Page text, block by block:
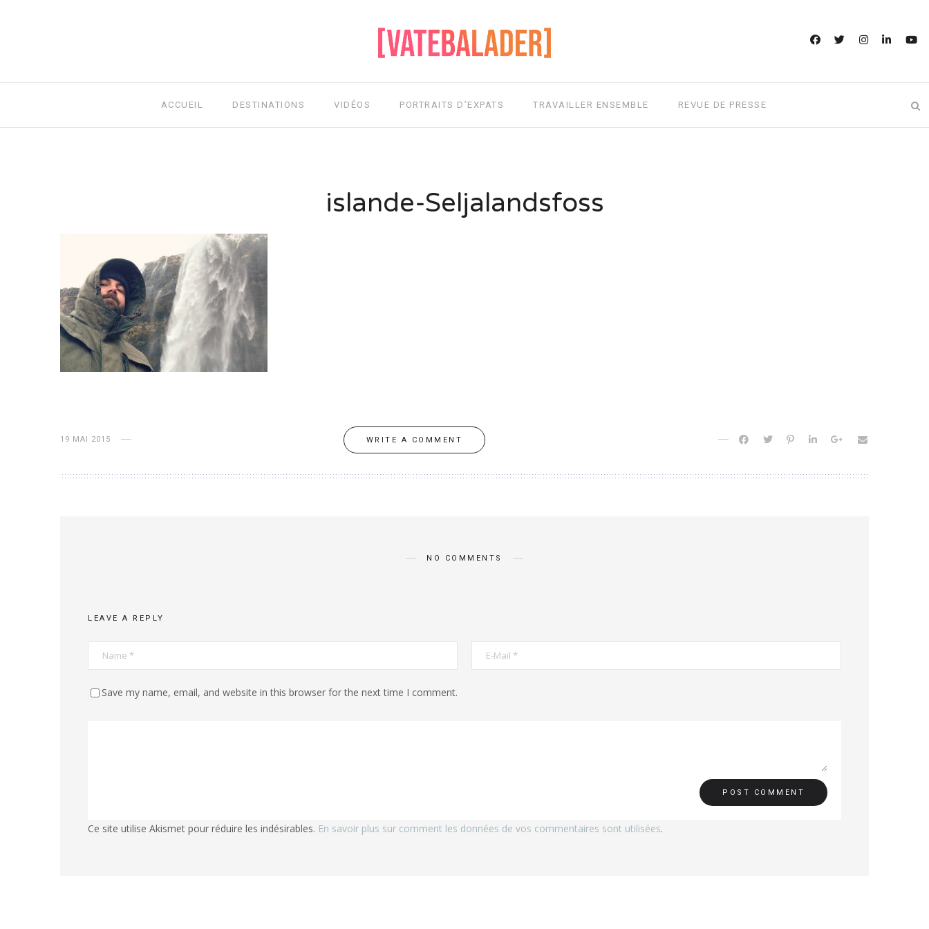
ACCUEIL DESTINATIONS VIDÉOS PORTRAITS D’EXPATS TRAVAILLER ENSEMBLE REVUE DE PRESSE
islande-Seljalandsfoss
19 MAI 2015 WRITE A COMMENT
NO COMMENTS
LEAVE A REPLY
Save my name, email, and website in this browser for the next time I comment.
Ce site utilise Akismet pour réduire les indésirables. En savoir plus sur comment les données de vos commentaires sont utilisées.